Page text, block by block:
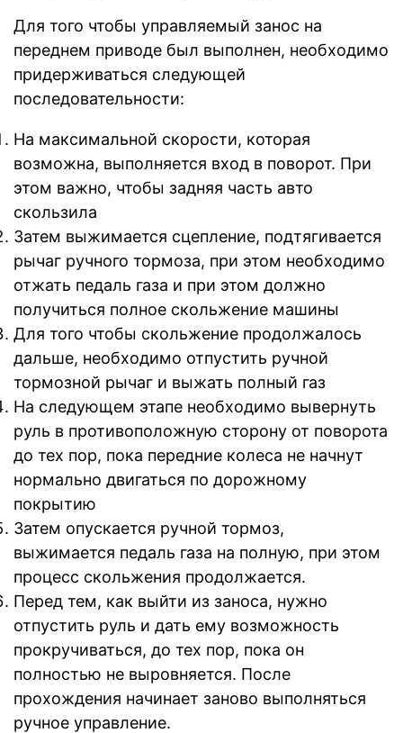
Для того чтобы управляемый занос на
переднем приводе был выполнен, необходимо
придерживаться следующей
последовательности:
На максимальной скорости, которая
возможна, выполняется вход в поворот. При
этом важно, чтобы задняя часть авто
скользила
Затем выжимается сцепление, подтягивается
рычаг ручного тормоза, при этом необходимо
отжать педаль газа и при этом должно
получиться полное скольжение машины
Для того чтобы скольжение продолжалось
дальше, необходимо отпустить ручной
тормозной рычаг и выжать полный газ
На следующем этапе необходимо вывернуть
руль в противоположную сторону от поворота
до тех пор, пока передние колеса не начнут
нормально двигаться по дорожному
покрытию
Затем опускается ручной тормоз,
выжимается педаль газа на полную, при этом
процесс скольжения продолжается.
Перед тем, как выйти из заноса, нужно
отпустить руль и дать ему возможность
прокручиваться, до тех пор, пока он
полностью не выровняется. После
прохождения начинает заново выполняться
ручное управление.